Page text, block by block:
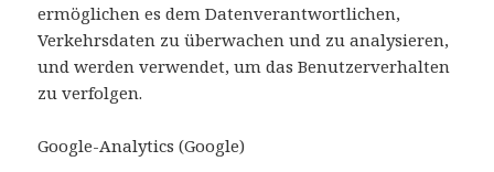
ermöglichen es dem Datenverantwortlichen,
Verkehrsdaten zu überwachen und zu analysieren,
und werden verwendet, um das Benutzerverhalten
zu verfolgen.
Google-Analytics (Google)